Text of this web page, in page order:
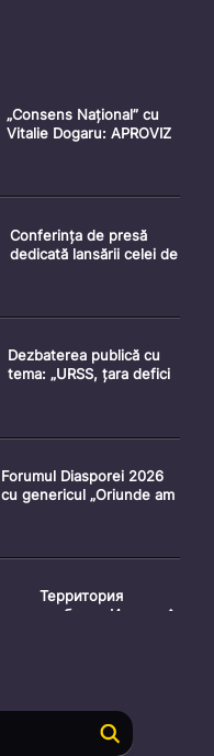
„Consens Național” cu
Vitalie Dogaru: APROVIZ
Conferința de presă
dedicată lansării celei de
Dezbaterea publică cu
tema: „URSS, țara defici
Forumul Diasporei 2026
cu genericul „Oriunde am
Территория
свободы. Испыта�
Conferință de presă
susținută de prim-